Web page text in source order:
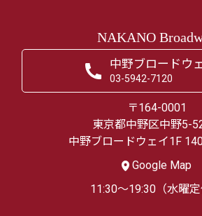
NAKANO
中野ブロードウ
03-5942-7120
〒164-0001
東京都中野区中野5-
中野ブロードウェイ1F
Google Map
11:30～19:30（水曜定